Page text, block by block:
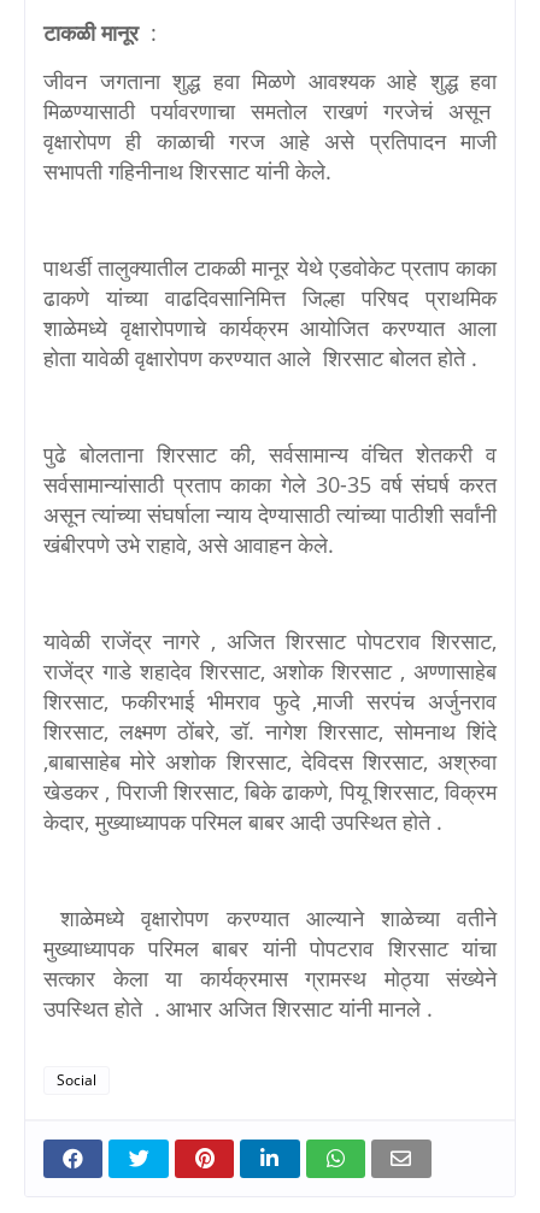
टाकळी मानूर :
जीवन जगताना शुद्ध हवा मिळणे आवश्यक आहे शुद्ध हवा
मिळण्यासाठी पर्यावरणाचा समतोल राखणं गरजेचं असून
वृक्षारोपण ही काळाची गरज आहे असे प्रतिपादन माजी
सभापती गहिनीनाथ शिरसाट यांनी केले.
पाथर्डी तालुक्यातील टाकळी मानूर येथे एडवोकेट प्रताप काका
ढाकणे यांच्या वाढदिवसानिमित्त जिल्हा परिषद प्राथमिक
शाळेमध्ये वृक्षारोपणाचे कार्यक्रम आयोजित करण्यात आला
होता यावेळी वृक्षारोपण करण्यात आले शिरसाट बोलत होते .
पुढे बोलताना शिरसाटकी, सर्वसामान्य वंचित शेतकरी व
सर्वसामान्यांसाठी प्रताप काका गेले 30-35 वर्ष संघर्ष करत
असून त्यांच्या संघर्षाला न्याय देण्यासाठी त्यांच्या पाठीशी सर्वांनी
खंबीरपणे उभे राहावे, असे आवाहन केले.
यावेळी राजेंद्र नागरे , अजित शिरसाट पोपटराव शिरसाट,
राजेंद्र गाडे शहादेव शिरसाट, अशोक शिरसाट , अण्णासाहेब
शिरसाट, फकीरभाई भीमराव फुदे ,माजी सरपंच अर्जुनराव
शिरसाट, लक्ष्मण ठोंबरे, डॉ. नागेश शिरसाट, सोमनाथ शिंदे
,बाबासाहेब मोरे अशोक शिरसाट, देविदस शिरसाट, अश्रुवा
खेडकर , पिराजी शिरसाट, बिके ढाकणे, पियू शिरसाट, विक्रम
केदार, मुख्याध्यापक परिमल बाबर आदी उपस्थित होते .
शाळेमध्ये वृक्षारोपण करण्यात आल्याने शाळेच्या वतीने
मुख्याध्यापक परिमल बाबर यांनी पोपटराव शिरसाट यांचा
सत्कार केला या कार्यक्रमास ग्रामस्थ मोठ्या संख्येने
उपस्थित होते . आभार अजित शिरसाट यांनी मानले .
Social